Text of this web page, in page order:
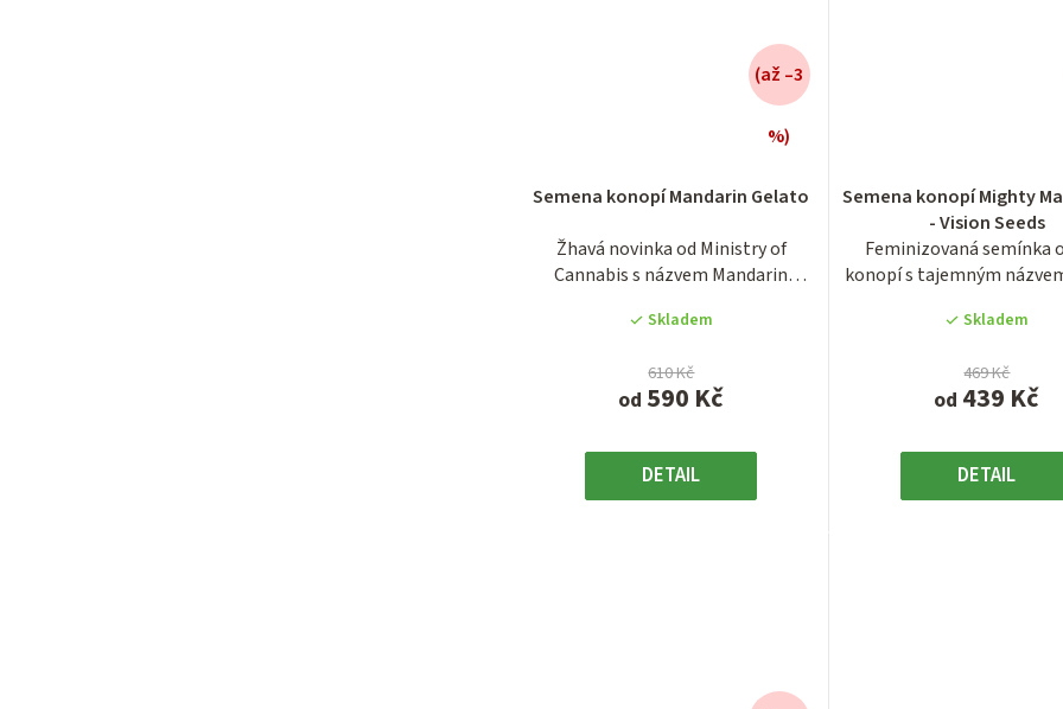
Semena konopí Mandarin Gelato
Žhavá novinka od Ministry of
Cannabis s názvem Mandarin
Skladem
od 590 Kč
610 Kč
(až –3
%)
DETAIL
produktu
4,4
z
hvězdiček.
Semena konopí Mighty
- Vision Seeds
Feminizovaná semínka
konopí s tajemným
Skladem
od 439 Kč
469 Kč
DETAIL
produktu
je
4,1
z
hvězdiček.